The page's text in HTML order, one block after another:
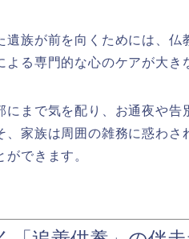
遺族が前を向くためには、
よる専門的な心のケアが大き
にまで気を配り、お通夜や
、家族は周囲の雑務に惑わ
できます。